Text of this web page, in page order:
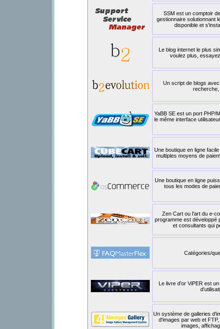
SSM est un comptoir
gestionnaire solutionnant
disponible et
Le blog internet le plus
voulez plus,
Un script de blogs
recherche,
YaBB SE est un port PHP/
le même interface
Une boutique en ligne
multiples moyens de
Une boutique en ligne
tous les modes de
Zen Cart ou l'art du e-
programme est développé
et consultants qui
Catégories/
Le livre d'or ViPER est
Un système de galleries
d'images par web et
images,